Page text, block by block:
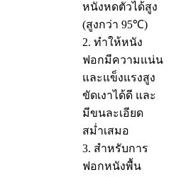
หนังหดตัวได้สูง
(สูงกว่า 95℃)
2. ทำให้หนัง
ฟอกมีความแน่น
และแข็งแรงสูง
ขัดเงาได้ดี และ
มีขนละเอียด
สม่ำเสมอ
3. สำหรับการ
ฟอกหนังพื้น